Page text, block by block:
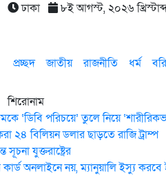
ঢাকা ৮ই আগস্ট, ২০২৬
প্রচ্ছদ জাতীয় রাজনীতি ধর্ম
শিরোনাম
‘ডিবি পরিচয়ে’ তুলে নিয়ে
২৪ বিলিয়ন ডলার ছাড়তে রাজি ট্রাম্প
সূচনা যুক্তরাষ্ট্রের
অনলাইনে নয়, ম্যানুয়ালি ইস্যু করবে